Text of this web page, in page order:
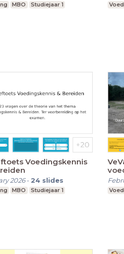
MBO Studiejaar 1
Voedingskennis
2026- 24 slides
MBO Studiejaar 1